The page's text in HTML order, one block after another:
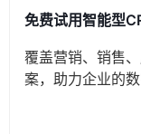
免费试用智能型
覆盖营销、销售
案，助力企业的数